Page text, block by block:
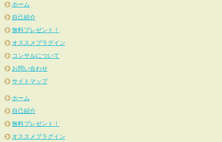
ホーム
自己紹介
無料プレゼント！
オススメプラグイン
コンサルについて
お問い合わせ
サイトマップ
ホーム
自己紹介
無料プレゼント！
オススメプラグイン